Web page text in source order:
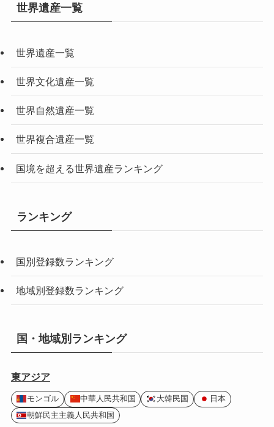
世界遺産一覧
世界遺産一覧
世界文化遺産一覧
世界自然遺産一覧
世界複合遺産一覧
国境を超える世界遺産ランキング
ランキング
国別登録数ランキング
地域別登録数ランキング
国・地域別ランキング
東アジア
モンゴル 中華人民共和国 大韓民国
日本
朝鮮民主主義人民共和国